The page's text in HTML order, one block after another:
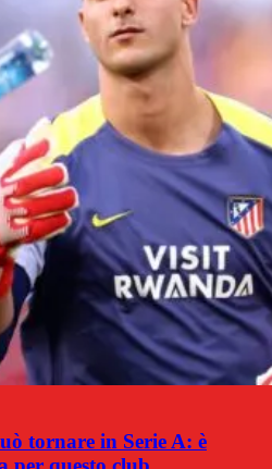
tornare in Serie A: è